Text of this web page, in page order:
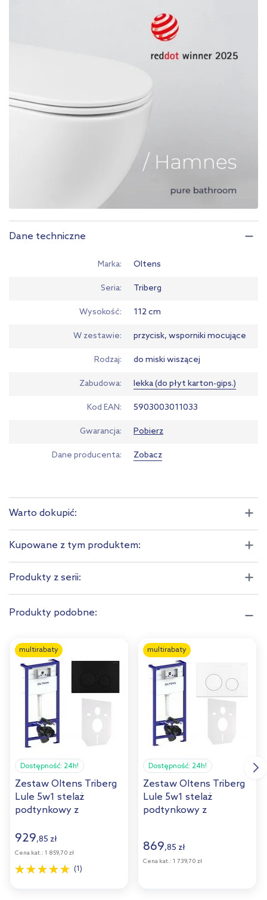
Dane techniczne
Marka Oltens
Seria Triberg
Wysokość 112 cm
W zestawie przycisk, wsporniki mocujące
Rodzaj do miski wiszącej
Zabudowa lekka (do płyt karton-gips.)
Kod EAN 5903003011033
Gwarancja Pobierz
Dane producenta Zobacz
Warto dokupić:
Kupowane z tym produktem:
Produkty z serii:
Produkty podobne:
multirabaty
Dostępność: 24h!
Zestaw Oltens Triberg
Lule 5w1 stelaż
podtynkowy z
spłukującym czarny
mat 58301300
929,85 zł
Cena kat.: 1 859,70 zł
(1)
multirabaty
Dostępność: 24h!
Zestaw Oltens Triberg
Lule 5w1 stelaż
podtynkowy z
58300000
869,85 zł
Cena kat.: 1 739,70 zł